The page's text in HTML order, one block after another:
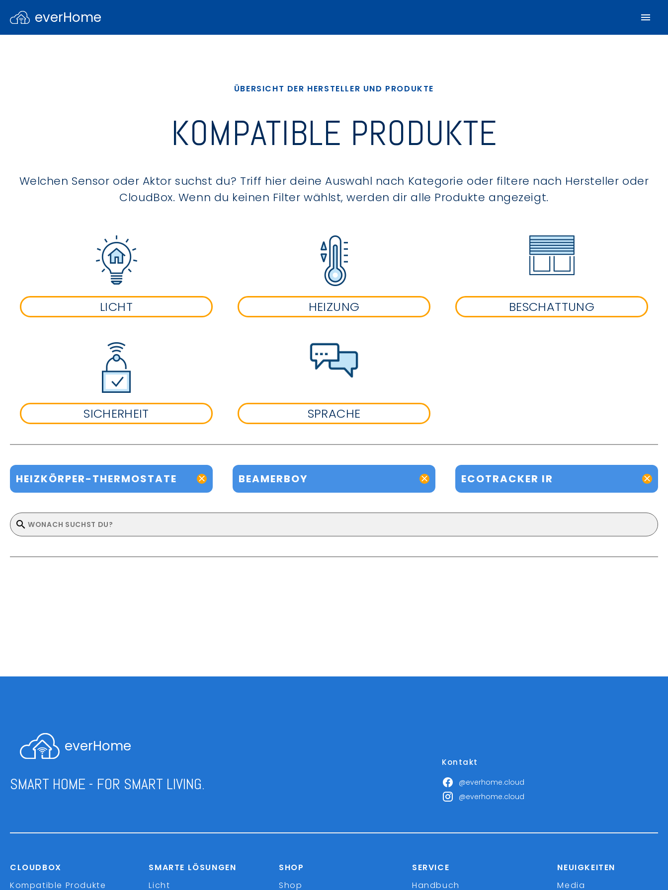
everHome
ÜBERSICHT DER HERSTELLER UND PRODUKTE
KOMPATIBLE PRODUKTE
Welchen Sensor oder Aktor suchst du? Triff hier deine Auswahl nach Kategorie oder filtere nach Hersteller oder
CloudBox. Wenn du keinen Filter wählst, werden dir alle Produkte angezeigt.
LICHT HEIZUNG BESCHATTUNG
SICHERHEIT SPRACHE
HEIZKÖRPER-THERMOSTATE BEAMERBOY ECOTRACKER IR
everHome
SMART HOME - FOR SMART LIVING.
Kontakt
@everhome.cloud
@everhome.cloud
CLOUDBOX
Kompatible Produkte
SMARTE LÖSUNGEN
Licht
SHOP
Shop
SERVICE
Handbuch
NEUIGKEITEN
Media